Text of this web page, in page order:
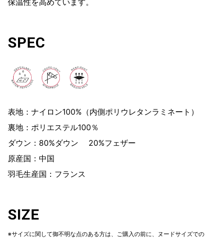
SPEC
表地：ナイロン100%（内側ポリウレタンラミネート）
裏地：ポリエステル100％
ダウン：80%ダウン 20%フェザー
原産国：中国
羽毛生産国：フランス
SIZE
※サイズに関して御不明な点のある方は、ご購入の前に、ヌードサイズでの